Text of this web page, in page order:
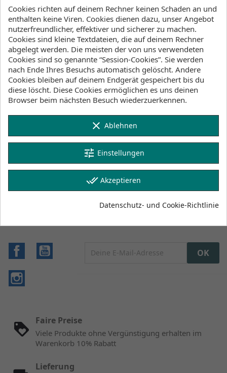
Dieses Produkt ist nicht mehr erhältlich
Klicke hier um die Lagerbestände anzuzeigen
Artikeldetails Lagerbestand
Artikel-Nr.
Technische Daten
Geschlecht Herren
Ärmel Kurzarm
Facebook
Faire Preise
Viele Produkte ohne Vergünstigung erhalten im
Warenkorb 10% Rabatt
Lieferung
Cookies richten auf deinem Rechner keinen Schaden an und
enthalten keine Viren. Cookies dienen dazu, unser Angebot
nutzerfreundlicher, effektiver und sicherer zu machen.
Cookies sind kleine Textdateien, die auf deinem Rechner
abgelegt werden. Die meisten der von uns verwendeten
Cookies sind so genannte “Session-Cookies”. Sie werden
nach Ende Ihres Besuchs automatisch gelöscht. Andere
Cookies bleiben auf deinem Endgerät gespeichert bis du
diese löscht. Diese Cookies ermöglichen es uns deinen
Browser beim nächsten Besuch wiederzuerkennen.
clear Ablehnen
tune Einstellungen
done_all Akzeptieren
Datenschutz- und Cookie-Richtlinie